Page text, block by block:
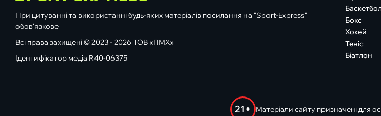
При цитуванні та використанні будь-яких матеріалів посилання на "Sport-Express"
обов'язкове
Всі права захищені © 2023 - 2026 ТОВ «ПМХ»
Ідентифікатор медіа R40-06375
Бокс
Хокей
Теніс
Біатлон
21+ Матеріали сайту призначені для